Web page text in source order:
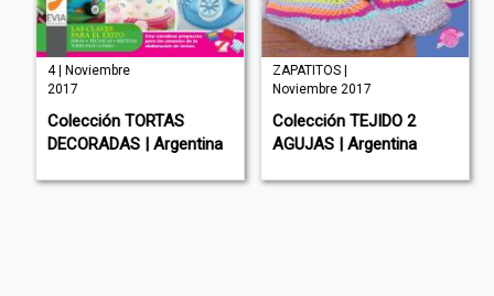
4 | Noviembre
2017
Colección TORTAS
DECORADAS | Argentina
ZAPATITOS |
Noviembre 2017
Colección TEJIDO 2
AGUJAS | Argentina